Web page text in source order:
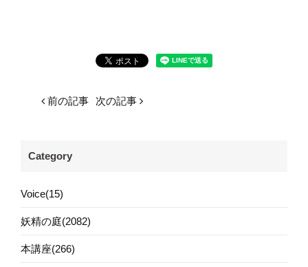
前の記事 次の記事
Category
Voice(15)
妖精の庭(2082)
本講座(266)